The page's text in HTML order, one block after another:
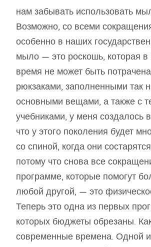
нам забывать использовать
Возможно, со всеми
особенно в наших
мыло — это роскошь, которая
время не может быть
рюкзаками, заполненными так
основными вещами, а также с
учебниками, у меня создалось
что у этого поколения будет
со спиной, когда они
потому что снова все
программе, которые помогут
любой другой, — это
Теперь это одна из первых
которых бюджеты обрезаны.
современные времена. Одной